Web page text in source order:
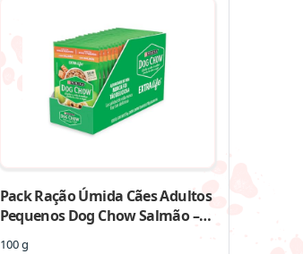
Pack Ração Úmida Cães Adultos
Pequenos Dog Chow Salmão –
100 g